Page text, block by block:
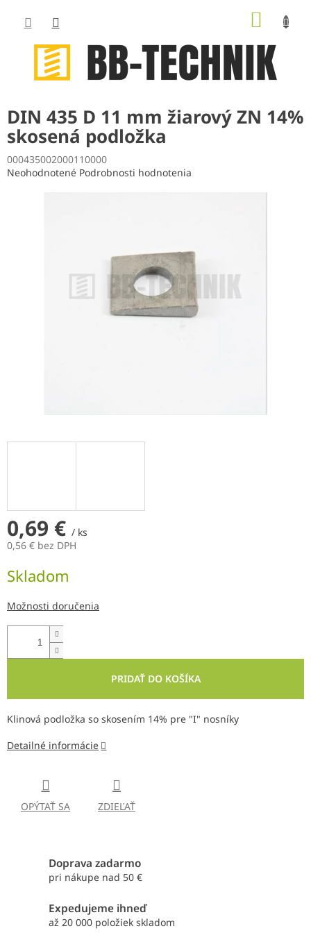
obsah
DIN 435 D 11 mm žiarový ZN 14%
skosená podložka
000435002000110000
Priemerné
Neohodnotené Podrobnosti hodnotenia
0,69 € / ks
0,56 € bez DPH
cena:
Skladom
Možnosti doručenia
PRIDAŤ DO KOŠÍKA
Klinová podložka so skosením 14% pre "I" nosníky
Detailné informácie
OPÝTAŤ SA ZDIEĽAŤ
Doprava zadarmo
pri nákupe nad 50 €
Expedujeme ihneď
až 20 000 položiek skladom